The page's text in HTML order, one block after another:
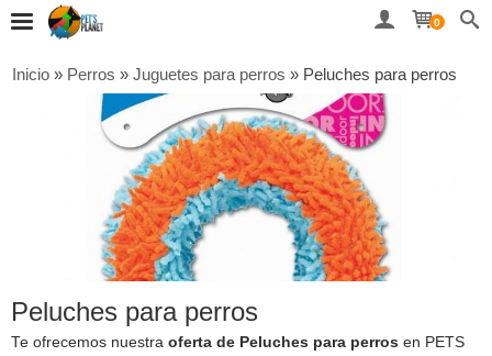
0
Inicio » Perros » Juguetes para perros » Peluches para perros
Peluches para perros
Te ofrecemos nuestra oferta de Peluches para perros en PETS